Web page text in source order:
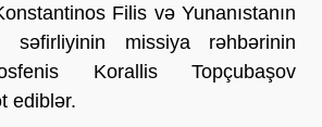
Filis və Yunanıstanın
səfirliyinin missiya rəhbərinin
Korallis Topçubaşov
ediblər.